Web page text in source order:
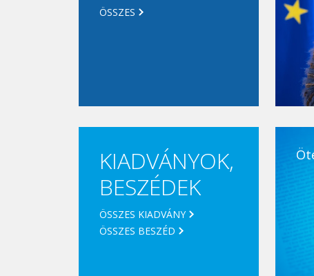
ÖSSZES
KIADVÁNYOK,
BESZÉDEK
ÖSSZES KIADVÁNY
ÖSSZES BESZÉD